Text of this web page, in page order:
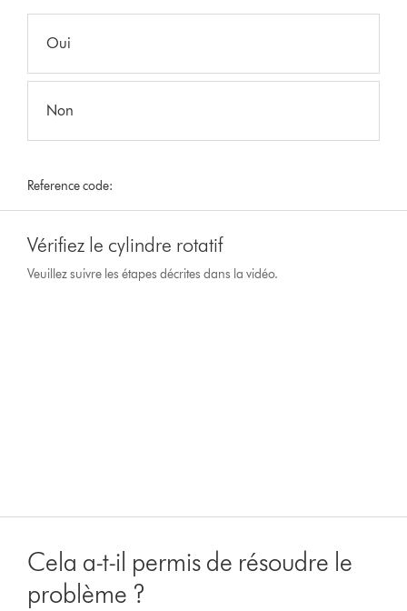
Oui
Non
Reference code:
Vérifiez le cylindre rotatif
Veuillez suivre les étapes décrites dans la vidéo.
Cela a-t-il permis de résoudre le
problème ?